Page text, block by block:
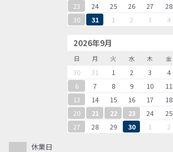
23
24 25 26 27 28
30
31 1 2 3 4
2026年9月
日 月 火 水 木 金
30 31 1 2 3 4
6
7 8 9 10 11
13
14 15 16 17 18
20
21 22 23 24 25
27
28 29 30 1 2
休業日